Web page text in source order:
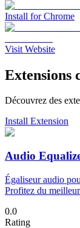
Install for Chrome
Visit Website
Extensions
Découvrez des
Install Extension
Audio
Égaliseur audio
Profitez du
0.0
Rating